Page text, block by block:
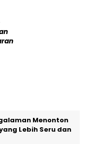
Menonton
Lebih Seru dan